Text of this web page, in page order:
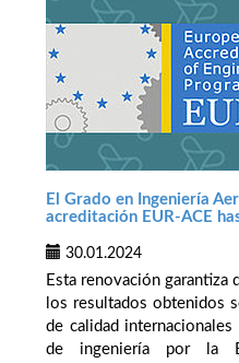
El Grado en Ingeniería
acreditación EUR-ACE
30.01.2024
Esta renovación
los resultados obtenidos
de calidad
de ingeniería por la